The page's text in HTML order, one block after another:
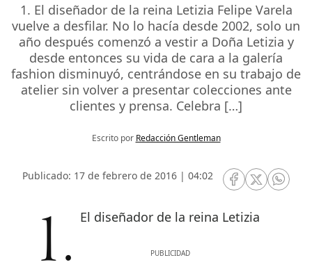
1. El diseñador de la reina Letizia Felipe Varela
vuelve a desfilar. No lo hacía desde 2002, solo un
año después comenzó a vestir a Doña Letizia y
desde entonces su vida de cara a la galería
fashion disminuyó, centrándose en su trabajo de
atelier sin volver a presentar colecciones ante
clientes y prensa. Celebra […]
Escrito por Redacción Gentleman
Publicado: 17 de febrero de 2016 | 04:02
RRSS Facebook
RRSSRRSS
1. El diseñador de la reina Letizia